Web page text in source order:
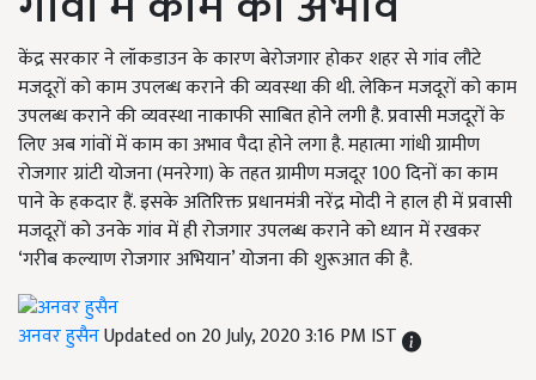
केंद्र सरकार ने लॉकडाउन के कारण बेरोजगार होकर शहर से गांव लौटे
मजदूरों को काम उपलब्ध कराने की व्यवस्था की थी. लेकिन मजदूरों को काम
उपलब्ध कराने की व्यवस्था नाकाफी साबित होने लगी है. प्रवासी मजदूरों के
लिए अब गांवों में काम का अभाव पैदा होने लगा है. महात्मा गांधी ग्रामीण
रोजगार ग्रांटी योजना (मनरेगा) के तहत ग्रामीण मजदूर 100 दिनों का काम
पाने के हकदार हैं. इसके अतिरिक्त प्रधानमंत्री नरेंद्र मोदी ने हाल ही में प्रवासी
मजदूरों को उनके गांव में ही रोजगार उपलब्ध कराने को ध्यान में रखकर
‘गरीब कल्याण रोजगार अभियान’ योजना की शुरूआत की है.
अनवर हुसैनUpdated on 20 July, 2020 3:16 PM IST